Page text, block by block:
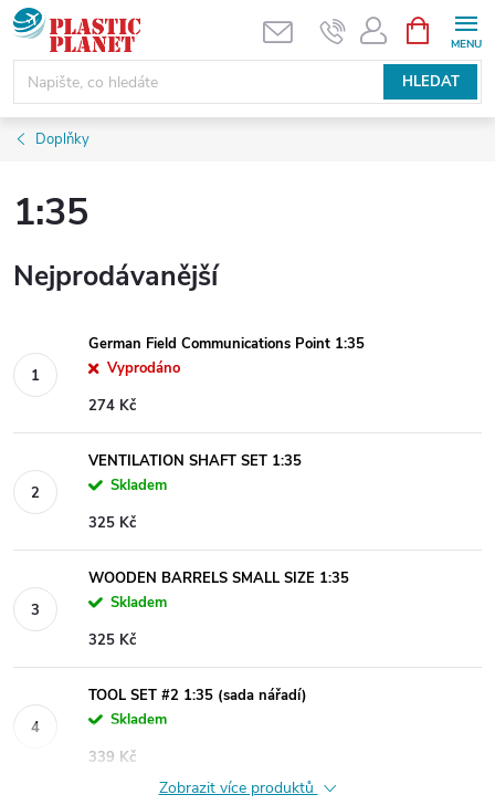
Přejít
na
obsah
HLEDAT
NÁKUPNÍ
KOŠÍK
Doplňky
1:35
Nejprodávanější
German Field Communications Point 1:35
Vyprodáno
274 Kč
VENTILATION SHAFT SET 1:35
Skladem
325 Kč
WOODEN BARRELS SMALL SIZE 1:35
Skladem
325 Kč
TOOL SET #2 1:35 (sada nářadí)
Skladem
339 Kč
Zobrazit více produktů